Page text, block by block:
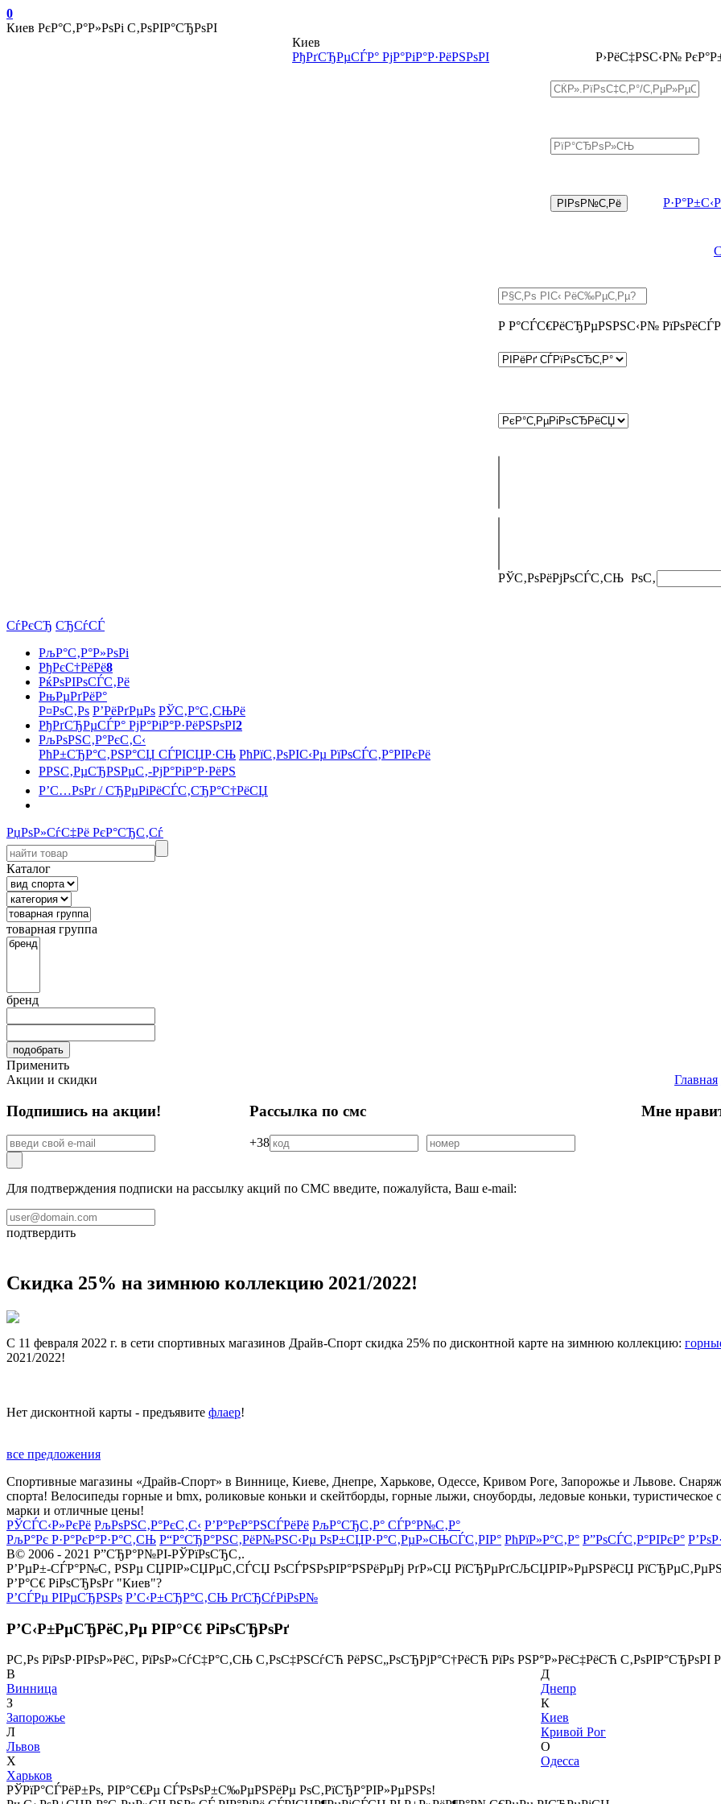
0
Киев РєР°С‚Р°Р»РѕРі С‚РѕРІР°СЂРѕРІ
Киев
РђРґСЂРµСЃР° РјР°РіР°Р·РёРЅРѕРІ
Р›РёС‡РЅС‹Р№
Р Р°СЃС€РёСЂРµРЅРЅС‹Р№
РЎС‚РѕРёРјРѕСЃС‚СЊ РѕС‚
СѓРєСЂ СЂСѓСЃ
РљР°С‚Р°Р»РѕРі
РђРєС†РёРё8
РќРѕРІРѕСЃС‚Рё
РњРµРґРёР°
Р¤РѕС‚Рѕ Р’РёРґРµРѕ РЎС‚Р°С‚СЊРё
РђРґСЂРµСЃР° РјР°РіР°Р·РёРЅРѕРІ2
РљРѕРЅС‚Р°РєС‚С‹
РћР±СЂР°С‚РЅР°СЏ СЃРІСЏР·СЊ РћРїС‚РѕРІС‹Рµ РїРѕСЃС‚Р°РІРєРё
РРЅС‚РµСЂРЅРµС‚-РјР°РіР°Р·РёРЅ
Р’С…РѕРґ / СЂРµРіРёСЃС‚СЂР°С†РёСЏ
РџРѕР»СѓС‡Рё РєР°СЂС‚Сѓ
Каталог
товарная группа
бренд
Применить
Акции и скидки
Главная
Подпишись на акции! Рассылка по смс
+38
Мне
Для подтверждения подписки на рассылку акций по СМС введите, пожалуйста, Ваш e-mail:
подтвердить
Скидка 25% на зимнюю коллекцию 2021/2022!
С 11 февраля 2022 г. в сети спортивных магазинов Драйв-Спорт скидка 25% по дисконтной карте на зимнюю коллекцию:
2021/2022!
Нет дисконтной карты - предъявите флаер!
все предложения
Спортивные магазины «Драйв-Спорт» в Виннице, Киеве, Днепре, Харькове, Одессе, Кривом Роге, Запорожье и Львове.
спорта! Велосипеды горные и bmx, роликовые коньки и скейтборды, горные лыжи, сноуборды, ледовые коньки,
марки и отличные цены!
РЎСЃС‹Р»РєРё РљРѕРЅС‚Р°РєС‚С‹ Р’Р°РєР°РЅСЃРёРё РљР°СЂС‚Р° СЃР°Р№С‚Р°
РљР°Рє Р·Р°РєР°Р·Р°С‚СЊ Р“Р°СЂР°РЅС‚РёР№РЅС‹Рµ РѕР±СЏР·Р°С‚РµР»СЊСЃС‚РІР° РћРїР»Р°С‚Р° Р”РѕСЃС‚Р°РІРєР°
В© 2006 - 2021 Р”СЂР°Р№РІ-РЎРїРѕСЂС‚.
Р’РµР±-СЃР°Р№С‚ РЅРµ СЏРІР»СЏРµС‚СЃСЏ РѕСЃРЅРѕРІР°РЅРёРµРј РґР»СЏ РїСЂРµРґСЉСЏРІР»РµРЅРёСЏ
Р’Р°С€ РіРѕСЂРѕРґ "Киев"?
Р’СЃРµ РІРµСЂРЅРѕ Р’С‹Р±СЂР°С‚СЊ РґСЂСѓРіРѕР№
Р’С‹Р±РµСЂРёС‚Рµ РІР°С€ РіРѕСЂРѕРґ
Р­С‚Рѕ РїРѕР·РІРѕР»РёС‚ РїРѕР»СѓС‡Р°С‚СЊ С‚РѕС‡РЅСѓСЋ РёРЅС„РѕСЂРјР°С†РёСЋ РїРѕ РЅР°Р»РёС‡РёСЋ С‚РѕРІР°СЂРѕРІ
В
Винница
З
Запорожье
Л
Львов
Х
Харьков
Д
Днепр
К
Киев
Кривой Рог
О
Одесса
РЎРїР°СЃРёР±Рѕ, РІР°С€Рµ СЃРѕРѕР±С‰РµРЅРёРµ РѕС‚РїСЂР°РІР»РµРЅРѕ!